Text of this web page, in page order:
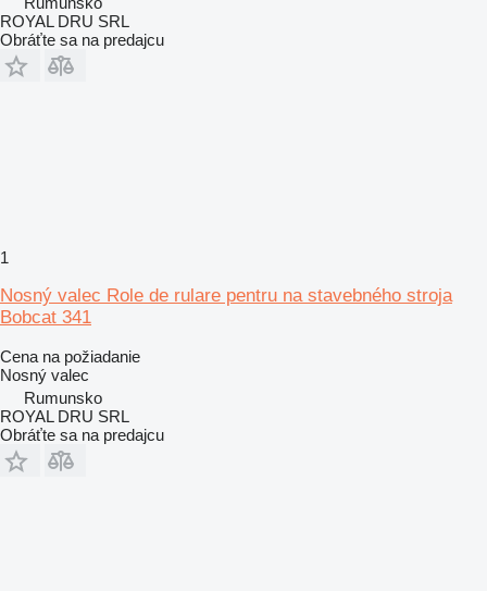
ROYAL DRU SRL
Obráťte sa na predajcu
1
Nosný valec Role de rulare pentru na stavebného stroja
Bobcat 341
Cena na požiadanie
Nosný valec
Rumunsko
ROYAL DRU SRL
Obráťte sa na predajcu